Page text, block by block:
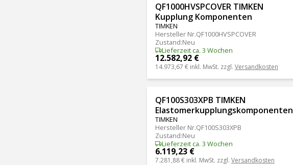
QF1000HVSPCOVER TIMKEN
Kupplung Komponenten
TIMKEN
Hersteller Nr.QF1000HVSPCOVER
Zustand:Neu
Lieferzeit ca. 3 Wochen
12.582,92 €
14.973,67 € inkl. MwSt. zzgl. Versandkosten
QF100S303XPB TIMKEN
Elastomerkupplungskomponenten
TIMKEN
Hersteller Nr.QF100S303XPB
Zustand:Neu
Lieferzeit ca. 3 Wochen
6.119,23 €
7.281,88 € inkl. MwSt. zzgl. Versandkosten